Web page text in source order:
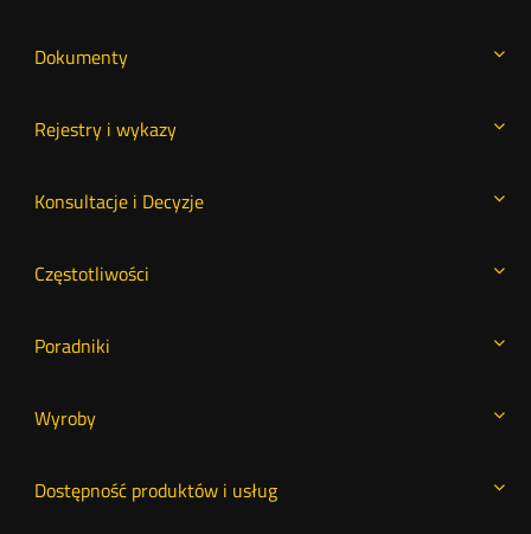
Dokumenty
Rejestry i wykazy
Konsultacje i Decyzje
Częstotliwości
Poradniki
Wyroby
Dostępność produktów i usług